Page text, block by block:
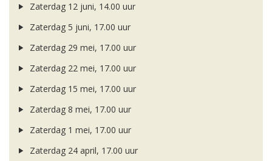
Zaterdag 12 juni, 14.00 uur
Zaterdag 5 juni, 17.00 uur
Zaterdag 29 mei, 17.00 uur
Zaterdag 22 mei, 17.00 uur
Zaterdag 15 mei, 17.00 uur
Zaterdag 8 mei, 17.00 uur
Zaterdag 1 mei, 17.00 uur
Zaterdag 24 april, 17.00 uur